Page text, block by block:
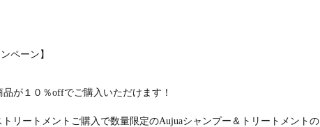
ペーン】
品が１０％offでご購入いただけます！
リートメントご購入で数量限定のAujuaシャンプー＆トリートメントの